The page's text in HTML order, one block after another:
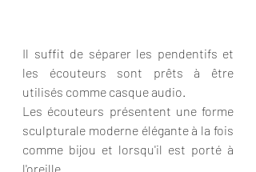
Il suffit de séparer les pendentifs et
les écouteurs sont prêts à être
utilisés comme casque audio.
Les écouteurs présentent une forme
sculpturale moderne élégante à la fois
comme bijou et lorsqu'il est porté à
l'oreille.